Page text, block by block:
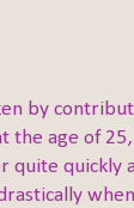
by
the age of
quite quickly